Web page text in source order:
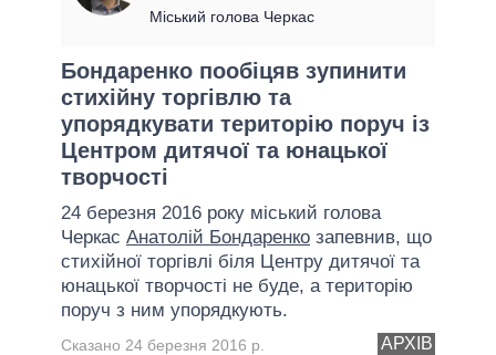
ОГЛЯДИ
ПРЕЗИДЕНТ І ОФІС
КАБІНЕТ МІНІСТРІВ
ГОЛОВИ ОБЛАДМІНІСТРАЦІЙ
МЕРИ МІСТ
ВСІ ПЕРСОНИ
ВІДЕО
ПІДТРИМАТИ
ПОРІВНЯННЯ ПОЛІТИКІВ
Міський голова Черкас
Бондаренко пообіцяв зупинити
стихійну торгівлю та
упорядкувати територію поруч із
Центром дитячої та юнацької
творчості
24 березня 2016 року міський голова
Черкас Анатолій Бондаренко запевнив, що
стихійної торгівлі біля Центру дитячої та
юнацької творчості не буде, а територію
поруч з ним упорядкують.
АРХІВ
Сказано 24 березня 2016 р.